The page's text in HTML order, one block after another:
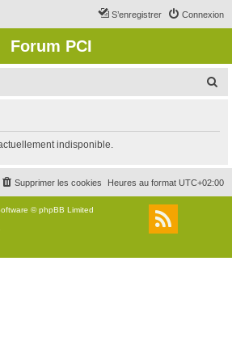
Connexion
S’enregistrer
Forum PCI
r
c
r
indisponible.
Heures au format UTC+02:00
Supprimer les cookies
© phpBB Limited